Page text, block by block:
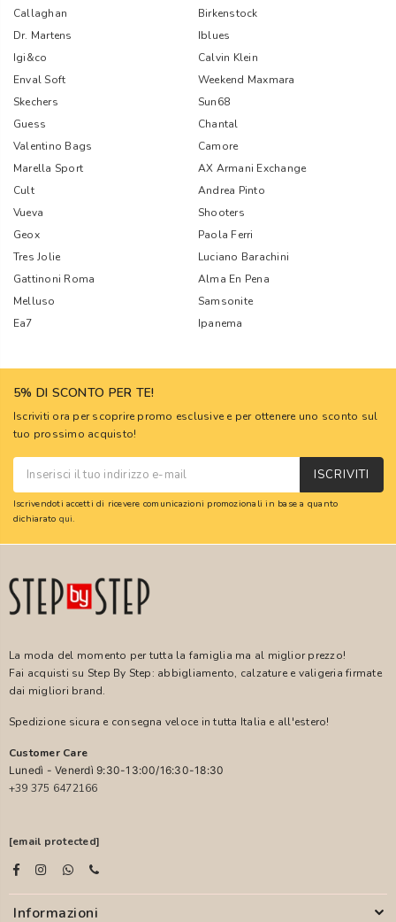
Callaghan
Birkenstock
Dr. Martens
Iblues
Igi&co
Calvin Klein
Enval Soft
Weekend Maxmara
Skechers
Sun68
Guess
Chantal
Valentino Bags
Camore
Marella Sport
AX Armani Exchange
Cult
Andrea Pinto
Vueva
Shooters
Geox
Paola Ferri
Tres Jolie
Luciano Barachini
Gattinoni Roma
Alma En Pena
Melluso
Samsonite
Ea7
Ipanema
5% DI SCONTO PER TE!
Iscriviti ora per scoprire promo esclusive e per ottenere uno sconto sul
tuo prossimo acquisto!
ISCRIVITI
Iscrivendoti accetti di ricevere comunicazioni promozionali in base a quanto
dichiarato qui.
La moda del momento per tutta la famiglia ma al miglior prezzo!
Fai acquisti su Step By Step: abbigliamento, calzature e valigeria firmate
dai migliori brand.
Spedizione sicura e consegna veloce in tutta Italia e all'estero!
Customer Care
Lunedì - Venerdì 9:30-13:00/16:30-18:30
+39 375 6472166
[email protected]
Informazioni